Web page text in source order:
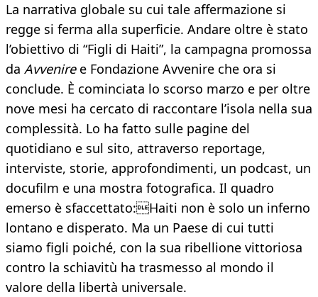
La narrativa globale su cui tale affermazione si
regge si ferma alla superficie. Andare oltre è stato
l’obiettivo di “Figli di Haiti”, la campagna promossa
da Avveniree Fondazione Avvenire che ora si
conclude. È cominciata lo scorso marzo e per oltre
nove mesi ha cercato di raccontare l’isola nella sua
complessità. Lo ha fatto sulle pagine del
quotidiano e sul sito, attraverso reportage,
interviste, storie, approfondimenti, un podcast, un
docufilm e una mostra fotografica. Il quadro
emerso è sfaccettato:Haiti non è solo un inferno
lontano e disperato. Ma un Paese di cui tutti
siamo figli poiché, con la sua ribellione vittoriosa
contro la schiavitù ha trasmesso al mondo il
valore della libertà universale.